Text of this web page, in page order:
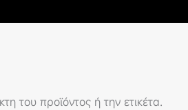
του προϊόντος ή την ετικέτα.